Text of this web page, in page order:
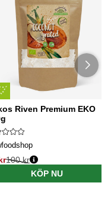
Riven Premium EKO
100 kr
KÖP NU